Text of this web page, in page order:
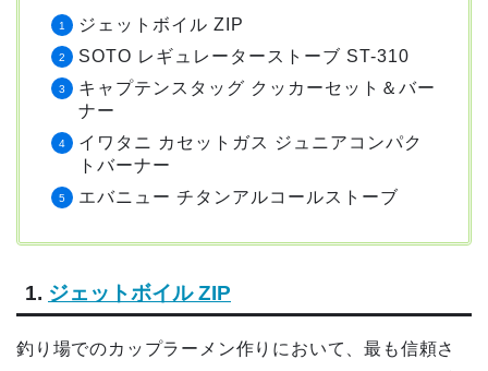
ジェットボイル ZIP
SOTO レギュレーターストーブ ST-310
キャプテンスタッグ クッカーセット＆バー
ナー
イワタニ カセットガス ジュニアコンパク
トバーナー
エバニュー チタンアルコールストーブ
1. ジェットボイル ZIP
釣り場でのカップラーメン作りにおいて、最も信頼さ